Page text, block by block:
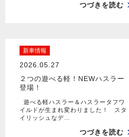
つづきを読む
新車情報
2026.05.27
２つの遊べる軽！NEWハスラー
登場！
遊べる軽ハスラー＆ハスラータフワ
イルドが生まれ変わりました！ スタ
イリッシュなデ…
つづきを読む